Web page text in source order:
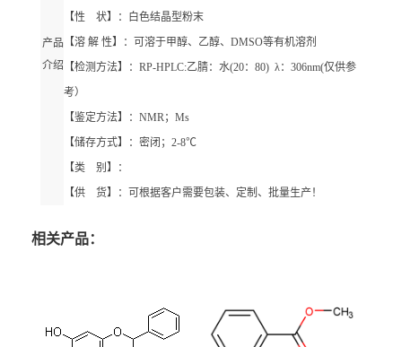
产品
介绍
【性 状】：白色结晶型粉末
【溶 解 性】：可溶于甲醇、乙醇、DMSO等有机溶剂
【检测方法】：RP-HPLC:乙腈：水(20：80) λ：306nm(仅供参
考）
【鉴定方法】：NMR；Ms
【储存方式】：密闭；2-8℃
【类 别】：
【供 货】：可根据客户需要包装、定制、批量生产！
相关产品：